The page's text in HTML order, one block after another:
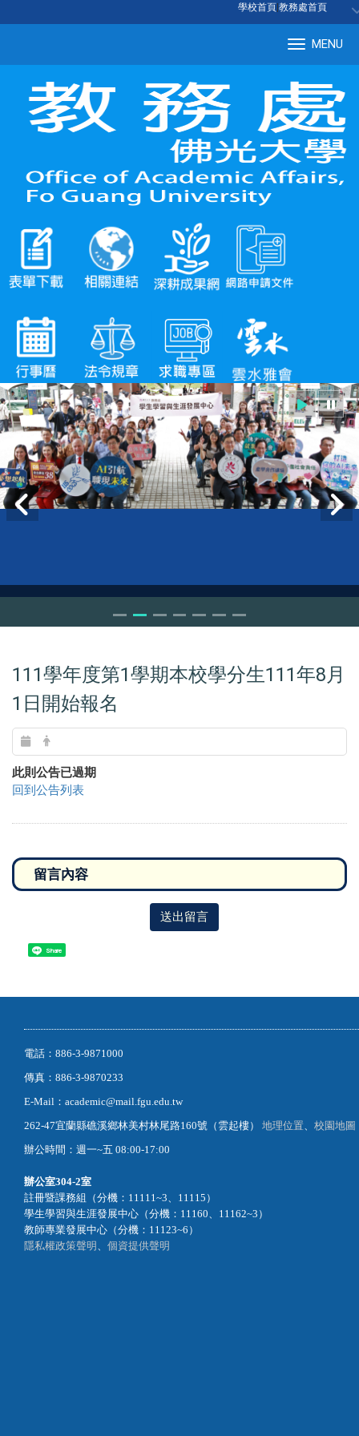
學校首頁 教務處首頁
MENU
111學年度第1學期本校學分生111年8月
1日開始報名
此則公告已過期
回到公告列表
送出留言
Share
電話：886-3-9871000
傳真：886-3-9870233
E-Mail：academic@mail.fgu.edu.tw
262-47宜蘭縣礁溪鄉林美村林尾路160號（雲起樓） 地理位置
校園地圖
辦公時間：週一~五 08:00-17:00
辦公室304-2室
註冊暨課務組（分機：11111~3、11115）
學生學習與生涯發展中心（分機：11160、11162~3）
教師專業發展中心（分機：11123~6）
隱私權政策聲明
個資提供聲明